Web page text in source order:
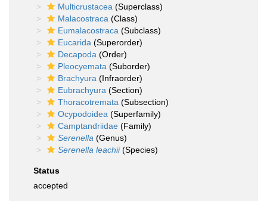
Multicrustacea (Superclass)
Malacostraca (Class)
Eumalacostraca (Subclass)
Eucarida (Superorder)
Decapoda (Order)
Pleocyemata (Suborder)
Brachyura (Infraorder)
Eubrachyura (Section)
Thoracotremata (Subsection)
Ocypodoidea (Superfamily)
Camptandriidae (Family)
Serenella (Genus)
Serenella leachii(Species)
Status
accepted